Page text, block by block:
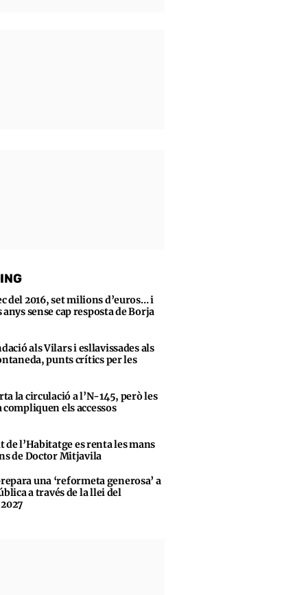
del 2016, set milions d’euros… i
sense cap resposta de Borja
als Vilars i esllavissades als
punts crítics per les
la circulació a l’N-145, però les
compliquen els accessos
de l’Habitatge es renta les mans
de Doctor Mitjavila
una ‘reformeta generosa’ a
a través de la llei del